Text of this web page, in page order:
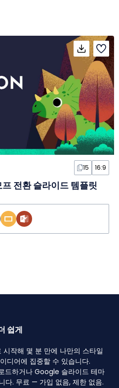
15 16:9
전환 슬라이드 템플릿
쉽게
작해 몇 분 만에 나만의 스타일
디어에 집중할 수 있습니다.
드하거나 Google 슬라이드 테마
다. 무료 — 가입 없음, 제한 없음.